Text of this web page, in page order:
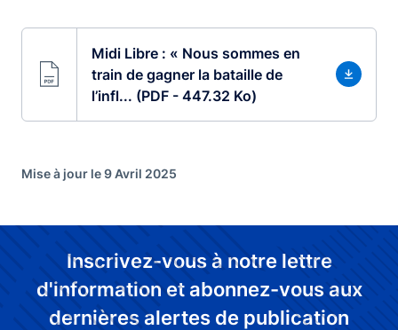
Midi Libre : « Nous sommes en
train de gagner la bataille de
l’infl... (PDF - 447.32 Ko)
Mise à jour le 9 Avril 2025
Inscrivez-vous à notre lettre
d'information et abonnez-vous aux
dernières alertes de publication